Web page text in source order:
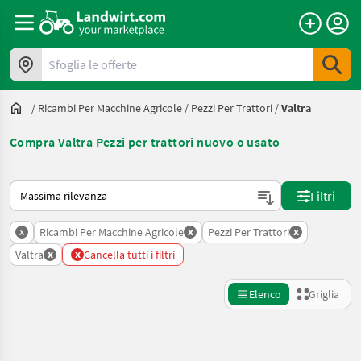
Sfoglia le offerte
/ Ricambi Per Macchine Agricole / Pezzi Per Trattori /Valtra
Compra Valtra Pezzi per trattori nuovo o usato
Ecco come viene ordinato su Landwirt.com
Filtri
x Ricambi Per Macchine Agricole x Pezzi Per Trattori x
Valtra x x Cancella tutti i filtri
Elenco Griglia